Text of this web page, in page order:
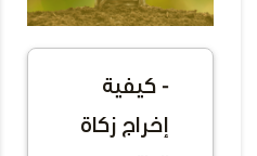
- كيفية
إخراج زكاة